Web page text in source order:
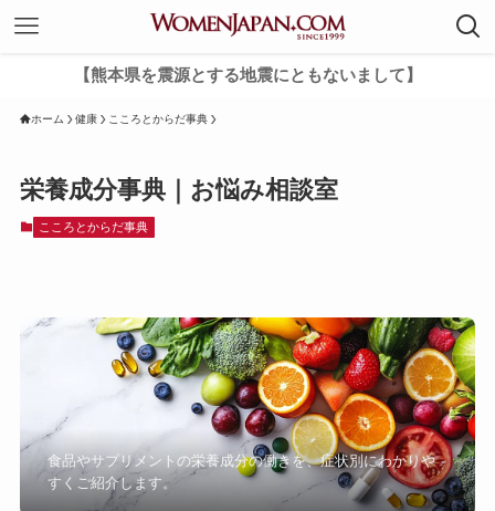
【熊本県を震源とする地震にともないまして】
ホーム 健康 こころとからだ事典
栄養成分事典｜お悩み相談室
こころとからだ事典
食品やサプリメントの栄養成分の働きを、症状別にわかりや
すくご紹介します。